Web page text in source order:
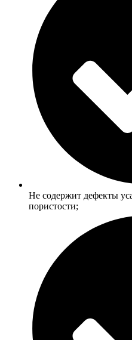
Не содержит дефекты
пористости;